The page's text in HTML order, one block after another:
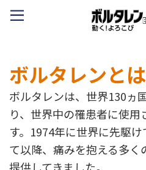
ボルタレンと
ボルタレンは、世界130ヵ
り、世界中の罹患者に使
す。1974年に世界に先駆
て以降、痛みを抱える多